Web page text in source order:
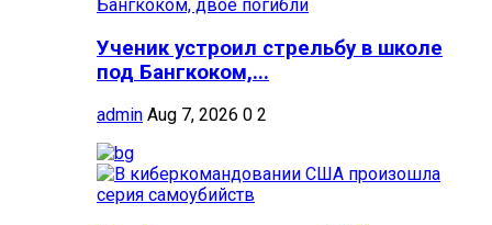
Ученик устроил стрельбу в школе
под Бангкоком,...
admin Aug 7, 2026 0 2